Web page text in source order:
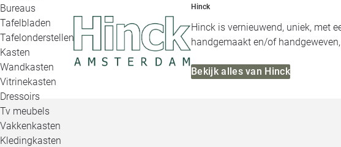
Bureaus
Tafelbladen
Tafelonderstellen
Kasten
Wandkasten
Vitrinekasten
Dressoirs
Tv meubels
Vakkenkasten
Kledingkasten
Hinck
Hinck is vernieuwend, uniek, met
handgemaakt en/of
Bekijk alles van Hinck